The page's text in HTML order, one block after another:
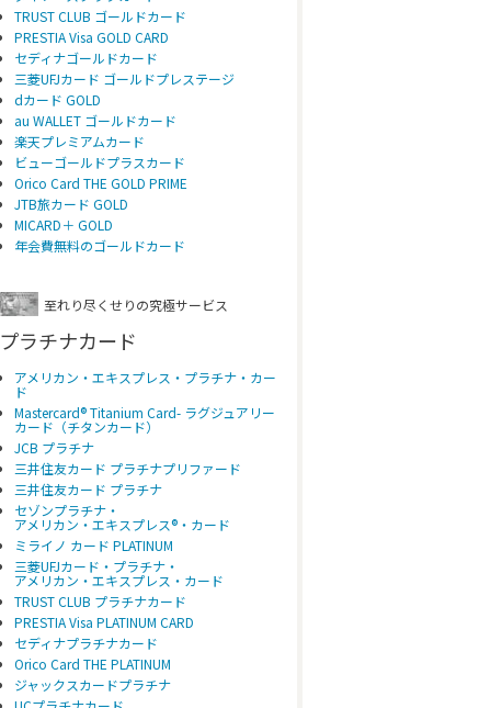
TRUST CLUB ゴールドカード
PRESTIA Visa GOLD CARD
セディナゴールドカード
三菱UFJカード ゴールドプレステージ
dカード GOLD
au WALLET ゴールドカード
楽天プレミアムカード
ビューゴールドプラスカード
Orico Card THE GOLD PRIME
JTB旅カード GOLD
MICARD＋ GOLD
年会費無料のゴールドカード
至れり尽くせりの究極サービス
プラチナカード
アメリカン・エキスプレス・プラチナ・カー
ド
Mastercard® Titanium Card- ラグジュアリー
カード（チタンカード）
JCB プラチナ
三井住友カード プラチナプリファード
三井住友カード プラチナ
セゾンプラチナ・
アメリカン・エキスプレス®・カード
ミライノ カード PLATINUM
三菱UFJカード・プラチナ・
アメリカン・エキスプレス・カード
TRUST CLUB プラチナカード
PRESTIA Visa PLATINUM CARD
セディナプラチナカード
Orico Card THE PLATINUM
ジャックスカードプラチナ